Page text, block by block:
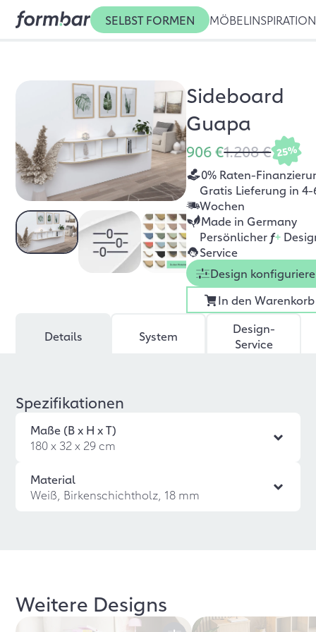
SELBST FORMEN MÖBEL INSPIRATION
Sideboard
Guapa
906 €1.208 € 25%
0% Raten-
Gratis Lieferung in 4-
Wochen
Made in Germany
Persönlicher f+
Service
Design
In den Warenkorb
Details System
Design-
Service
Spezifikationen
Maße (B x H x T)
180 x 32 x 29 cm
Material
Weiß, Birkenschichtholz, 18 mm
Weitere Designs